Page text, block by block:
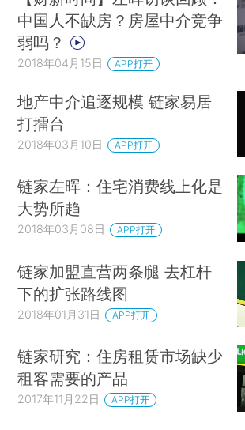
中国人不缺房？房屋中介竞争
弱吗？
2018年04月15日 APP打开
地产中介追逐规模 链家易居
打擂台
2018年03月10日 APP打开
链家左晖：住宅消费线上化是
大势所趋
2018年03月08日 APP打开
链家加盟直营两条腿 去杠杆
下的扩张路线图
2018年01月31日 APP打开
链家研究：住房租赁市场缺少
租客需要的产品
2017年11月22日 APP打开